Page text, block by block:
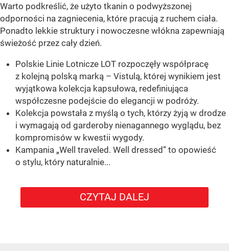
Warto podkreślić, że użyto tkanin o podwyższonej
odporności na zagniecenia, które pracują z ruchem ciała.
Ponadto lekkie struktury i nowoczesne włókna zapewniają
świeżość przez cały dzień.
Polskie Linie Lotnicze LOT rozpoczęły współpracę
z kolejną polską marką – Vistulą, której wynikiem jest
wyjątkowa kolekcja kapsułowa, redefiniująca
współczesne podejście do elegancji w podróży.
Kolekcja powstała z myślą o tych, którzy żyją w drodze
i wymagają od garderoby nienagannego wyglądu, bez
kompromisów w kwestii wygody.
Kampania „Well traveled. Well dressed” to opowieść
o stylu, który naturalnie...
CZYTAJ DALEJ